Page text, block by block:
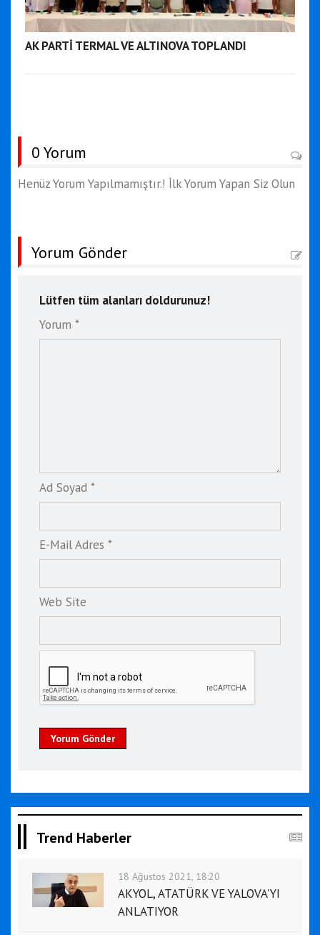
AK PARTİ TERMAL VE ALTINOVA TOPLANDI
0 Yorum
Henüz Yorum Yapılmamıştır.! İlk Yorum Yapan Siz Olun
Yorum Gönder
Lütfen tüm alanları doldurunuz!
Yorum *
Ad Soyad *
E-Mail Adres *
Web Site
Yorum Gönder
Trend Haberler
18 Ağustos 2021, 18:20
AKYOL, ATATÜRK VE YALOVA'YI
ANLATIYOR